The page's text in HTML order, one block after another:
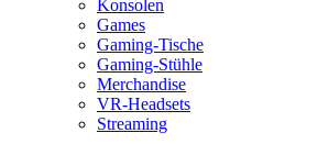
Konsolen
Games
Gaming-Tische
Gaming-Stühle
Merchandise
VR-Headsets
Streaming